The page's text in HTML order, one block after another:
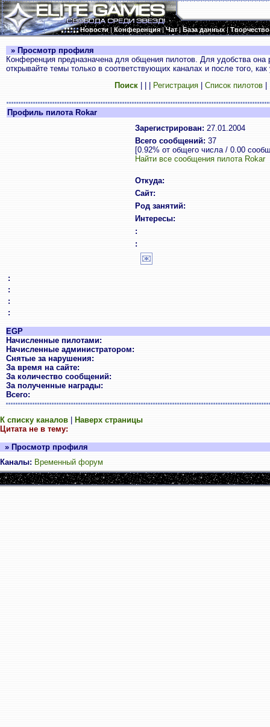
Новости|Конференция|Чат|База данных|Творчество
» Просмотр профиля
Конференция предназначена для общения пилотов. Для удобства
открывайте темы только в соответствующих каналах и после того,
Поиск
Регистрация Список пилотов
Профиль пилота Rokar
Зарегистрирован: 27.01.2004
Всего сообщений: 37
[0.92% от общего числа / 0.00
Найти все сообщения пилота Rokar
Откуда:
Сайт:
Род занятий:
Интересы:
:
:
:
:
:
:
EGP
Начисленные пилотами:
Начисленные администратором:
Снятые за нарушения:
За время на сайте:
За количество сообщений:
За полученные награды:
Всего:
К списку каналов
Наверх страницы
Цитата не в тему:
» Просмотр профиля
Каналы: Временный форум